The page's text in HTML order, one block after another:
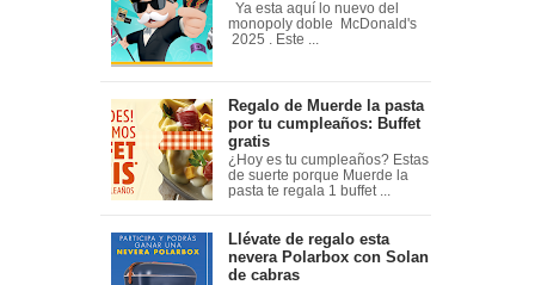
Ya esta aquí lo nuevo del
monopoly doble McDonald's
2025 . Este ...
Regalo de Muerde la pasta
por tu cumpleaños: Buffet
gratis
¿Hoy es tu cumpleaños? Estas
de suerte porque Muerde la
pasta te regala 1 buffet ...
Llévate de regalo esta
nevera Polarbox con Solan
de cabras